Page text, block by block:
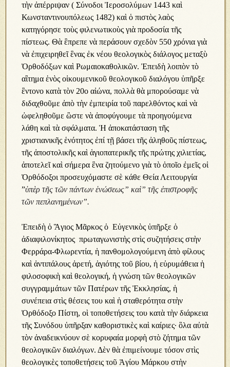
τὴν ἀπέρριψαν ( Σύνοδοι Ἰεροσολύμων 1443 καὶ
Κωνσταντινουπόλεως 1482) καὶ ὁ πιστὸς λαὸς
κατηγόρησε τοὺς φιλενωτικοὺς γιὰ προδοσία τῆς
πίστεως. Θὰ ἒπρεπε νὰ περάσουν σχεδὸν 550 χρόνια γιὰ
νὰ ἐπιχειρηθεῖ ἓνας ἐκ νέου θεολογικὸς διάλογος μεταξὺ
Ὀρθοδόξων καὶ Ρωμαιοκαθολικῶν. Ἐπειδὴ λοιπὸν τὸ
αἲτημα ἑνὸς οἰκουμενικοῦ θεολογικοῦ διαλόγου ὑπῆρξε
ἒντονο κατὰ τὸν 20ο αἰώνα, πολλὰ θὰ μπορούσαμε νὰ
διδαχθοῦμε ἀπὸ τὴν ἐμπειρία τοῦ παρελθόντος καὶ νὰ
ὠφεληθοῦμε ὣστε νὰ ἀποφύγουμε τὰ προηγούμενα
λάθη καὶ τὰ σφάλματα. Ἡ ἀποκατάσταση τῆς
χριστιανικῆς ἑνότητος ἐπί τῇ βάσει τῆς ἀληθοῦς πίστεως,
τῆς ἀποστολικῆς καὶ ἁγιοπατερικῆς τῆς πρώτης χιλιετίας,
ἀποτελεῖ καὶ σήμερα ἓνα ζητούμενο γιὰ τὸ ὁποῖο ἐμεῖς οἱ
Ὀρθόδοξοι προσευχόμαστε σὲ κάθε Θεία Λειτουργία
”ὑπὲρ τῆς τῶν πάντων ἑνώσεως” καὶ” τῆς ἐπιστροφῆς
τῶν πεπλανημένων”.
Ἐπειδὴ ὁ Ἃγιος Μᾶρκος ὁ Εὐγενικὸς ὑπῆρξε ὁ
ἀδιαφιλονίκητος πρωταγωνιστὴς στὶς συζητήσεις στὴν
Φερράρα-Φλωρεντία, ἡ πανθομολογούμενη ἀπὸ φίλους
καὶ ἀντιπάλους ἀρετή, ἁγιότης τοῦ βίου, ἡ εὐρυμάθεια ἡ
φιλοσοφικὴ καὶ θεολογική, ἡ γνώση τῶν θεολογικῶν
συγγραμμάτων τῶν Πατέρων τῆς Ἐκκλησίας, ἡ
συνέπεια στὶς θέσεις του καὶ ἡ σταθερότητα στὴν
Ὀρθόδοξο Πίστη, οὶ τοποθετήσεις του κατὰ τὴν διάρκεια
τῆς Συνόδου ὑπῆρξαν καθοριστικὲς καὶ καίριες· ὃλα αὐτὰ
τὸν ἀναδεικνύουν σὲ κορυφαία μορφὴ στὸ ζήτημα τῶν
θεολογικῶν διαλόγων. Δὲν θὰ ἐπιμείνουμε τόσον στὶς
θεολογικὲς τοποθετήσεις τοῦ Ἁγίου Μάρκου στὴν